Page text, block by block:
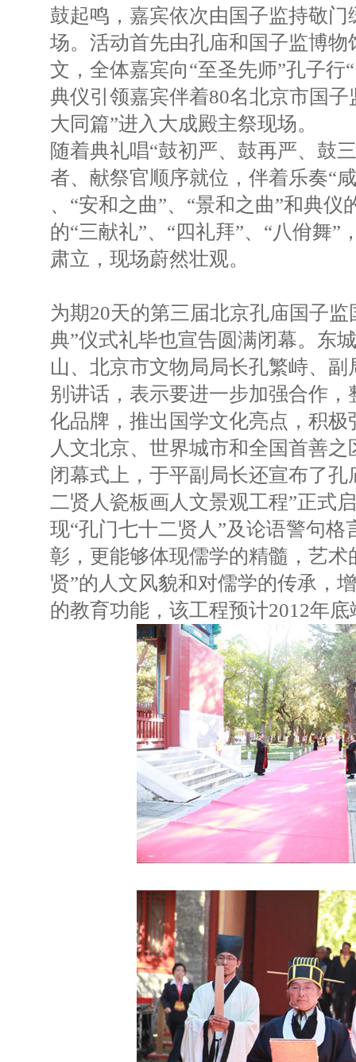
鼓起鸣，嘉宾依次由国子监持敬
场。活动首先由孔庙和国子监博物
文，全体嘉宾向“至圣先师”孔子行
典仪引领嘉宾伴着80名北京市国
大同篇”进入大成殿主祭现场。
随着典礼唱“鼓初严、鼓再严、鼓
者、献祭官顺序就位，伴着乐奏“
、“安和之曲”、“景和之曲”和典仪
的“三献礼”、“四礼拜”、“八佾舞”
肃立，现场蔚然壮观。
为期20天的第三届北京孔庙国子
典”仪式礼毕也宣告圆满闭幕。东
山、北京市文物局局长孔繁峙、
别讲话，表示要进一步加强合作
化品牌，推出国学文化亮点，积
人文北京、世界城市和全国首善
闭幕式上，于平副局长还宣布了孔
二贤人瓷板画人文景观工程”正式
现“孔门七十二贤人”及论语警句格
彰，更能够体现儒学的精髓，艺术
贤”的人文风貌和对儒学的传承，
的教育功能，该工程预计2012年底